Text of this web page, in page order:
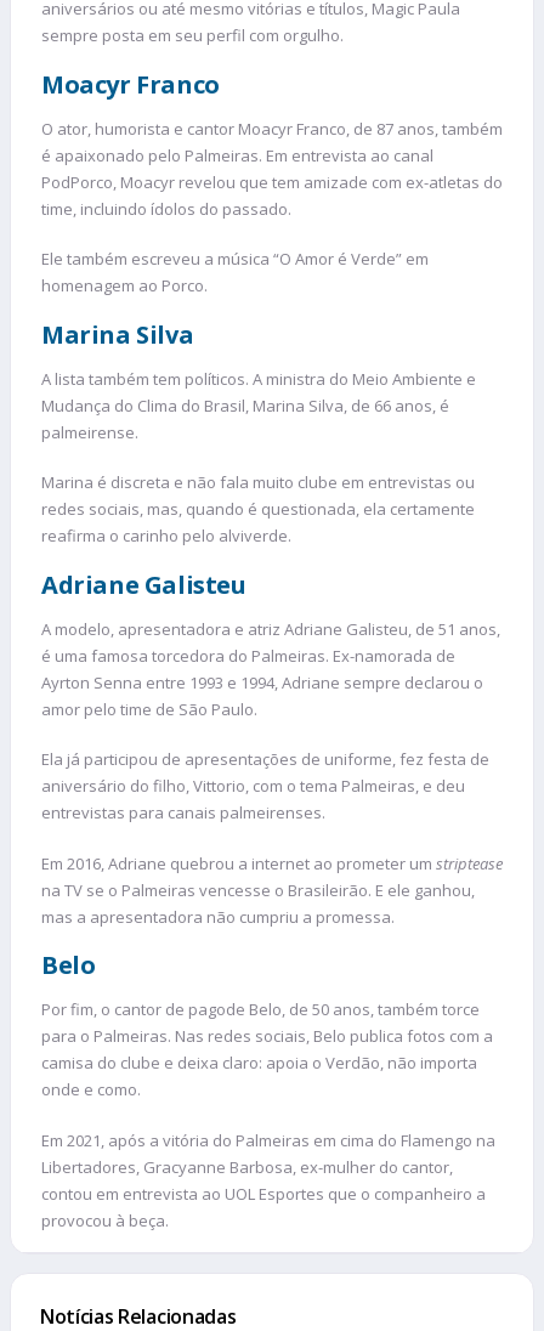
aniversários ou até mesmo vitórias e títulos, Magic Paula
sempre posta em seu perfil com orgulho.
Moacyr Franco
O ator, humorista e cantor Moacyr Franco, de 87 anos, também
é apaixonado pelo Palmeiras. Em entrevista ao canal
PodPorco, Moacyr revelou que tem amizade com ex-atletas do
time, incluindo ídolos do passado.
Ele também escreveu a música “O Amor é Verde” em
homenagem ao Porco.
Marina Silva
A lista também tem políticos. A ministra do Meio Ambiente e
Mudança do Clima do Brasil, Marina Silva, de 66 anos, é
palmeirense.
Marina é discreta e não fala muito clube em entrevistas ou
redes sociais, mas, quando é questionada, ela certamente
reafirma o carinho pelo alviverde.
Adriane Galisteu
A modelo, apresentadora e atriz Adriane Galisteu, de 51 anos,
é uma famosa torcedora do Palmeiras. Ex-namorada de
Ayrton Senna entre 1993 e 1994, Adriane sempre declarou o
amor pelo time de São Paulo.
Ela já participou de apresentações de uniforme, fez festa de
aniversário do filho, Vittorio, com o tema Palmeiras, e deu
entrevistas para canais palmeirenses.
Em 2016, Adriane quebrou a internet ao prometer um striptease
na TV se o Palmeiras vencesse o Brasileirão. E ele ganhou,
mas a apresentadora não cumpriu a promessa.
Belo
Por fim, o cantor de pagode Belo, de 50 anos, também torce
para o Palmeiras. Nas redes sociais, Belo publica fotos com a
camisa do clube e deixa claro: apoia o Verdão, não importa
onde e como.
Em 2021, após a vitória do Palmeiras em cima do Flamengo na
Libertadores, Gracyanne Barbosa, ex-mulher do cantor,
contou em entrevista ao UOL Esportes que o companheiro a
provocou à beça.
Notícias Relacionadas